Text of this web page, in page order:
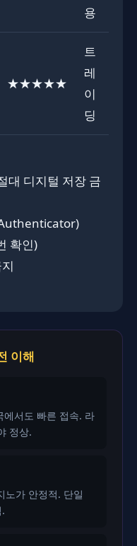
용
★★★★★
트
레
이
딩
대 디지털 저장 금
확인)
이해
에서도 빠른 접속. 라
정상.
노가 안정적. 단일